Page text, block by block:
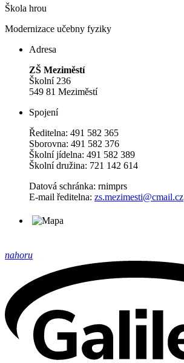
Škola hrou
Modernizace učebny fyziky
Adresa
ZŠ Meziměstí
Školní 236
549 81 Meziměstí
Spojení
Ředitelna: 491 582 365
Sborovna: 491 582 376
Školní jídelna: 491 582 389
Školní družina: 721 142 614
Datová schránka: rnimprs
E-mail ředitelna: zs.mezimesti@cmail.cz
nahoru